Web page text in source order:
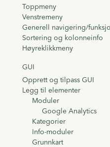
Toppmeny
Venstremeny
Generell navigering/
Sortering og kolonneinfo
Høyreklikkmeny
GUI
Opprett og tilpass GUI
Legg til elementer
Moduler
Google Analytics
Kategorier
Info-moduler
Grunnkart